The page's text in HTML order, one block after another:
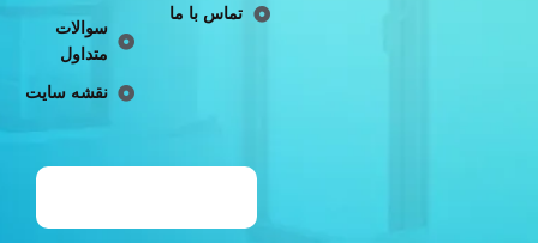
تماس با ما
سوالات
متداول
نقشه سایت